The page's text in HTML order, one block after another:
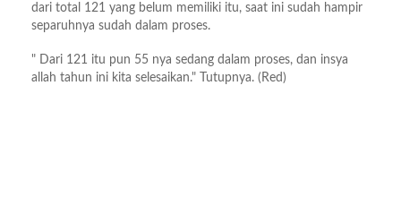
dari total 121 yang belum memiliki itu, saat ini sudah hampir
separuhnya sudah dalam proses.
" Dari 121 itu pun 55 nya sedang dalam proses, dan insya
allah tahun ini kita selesaikan." Tutupnya. (Red)